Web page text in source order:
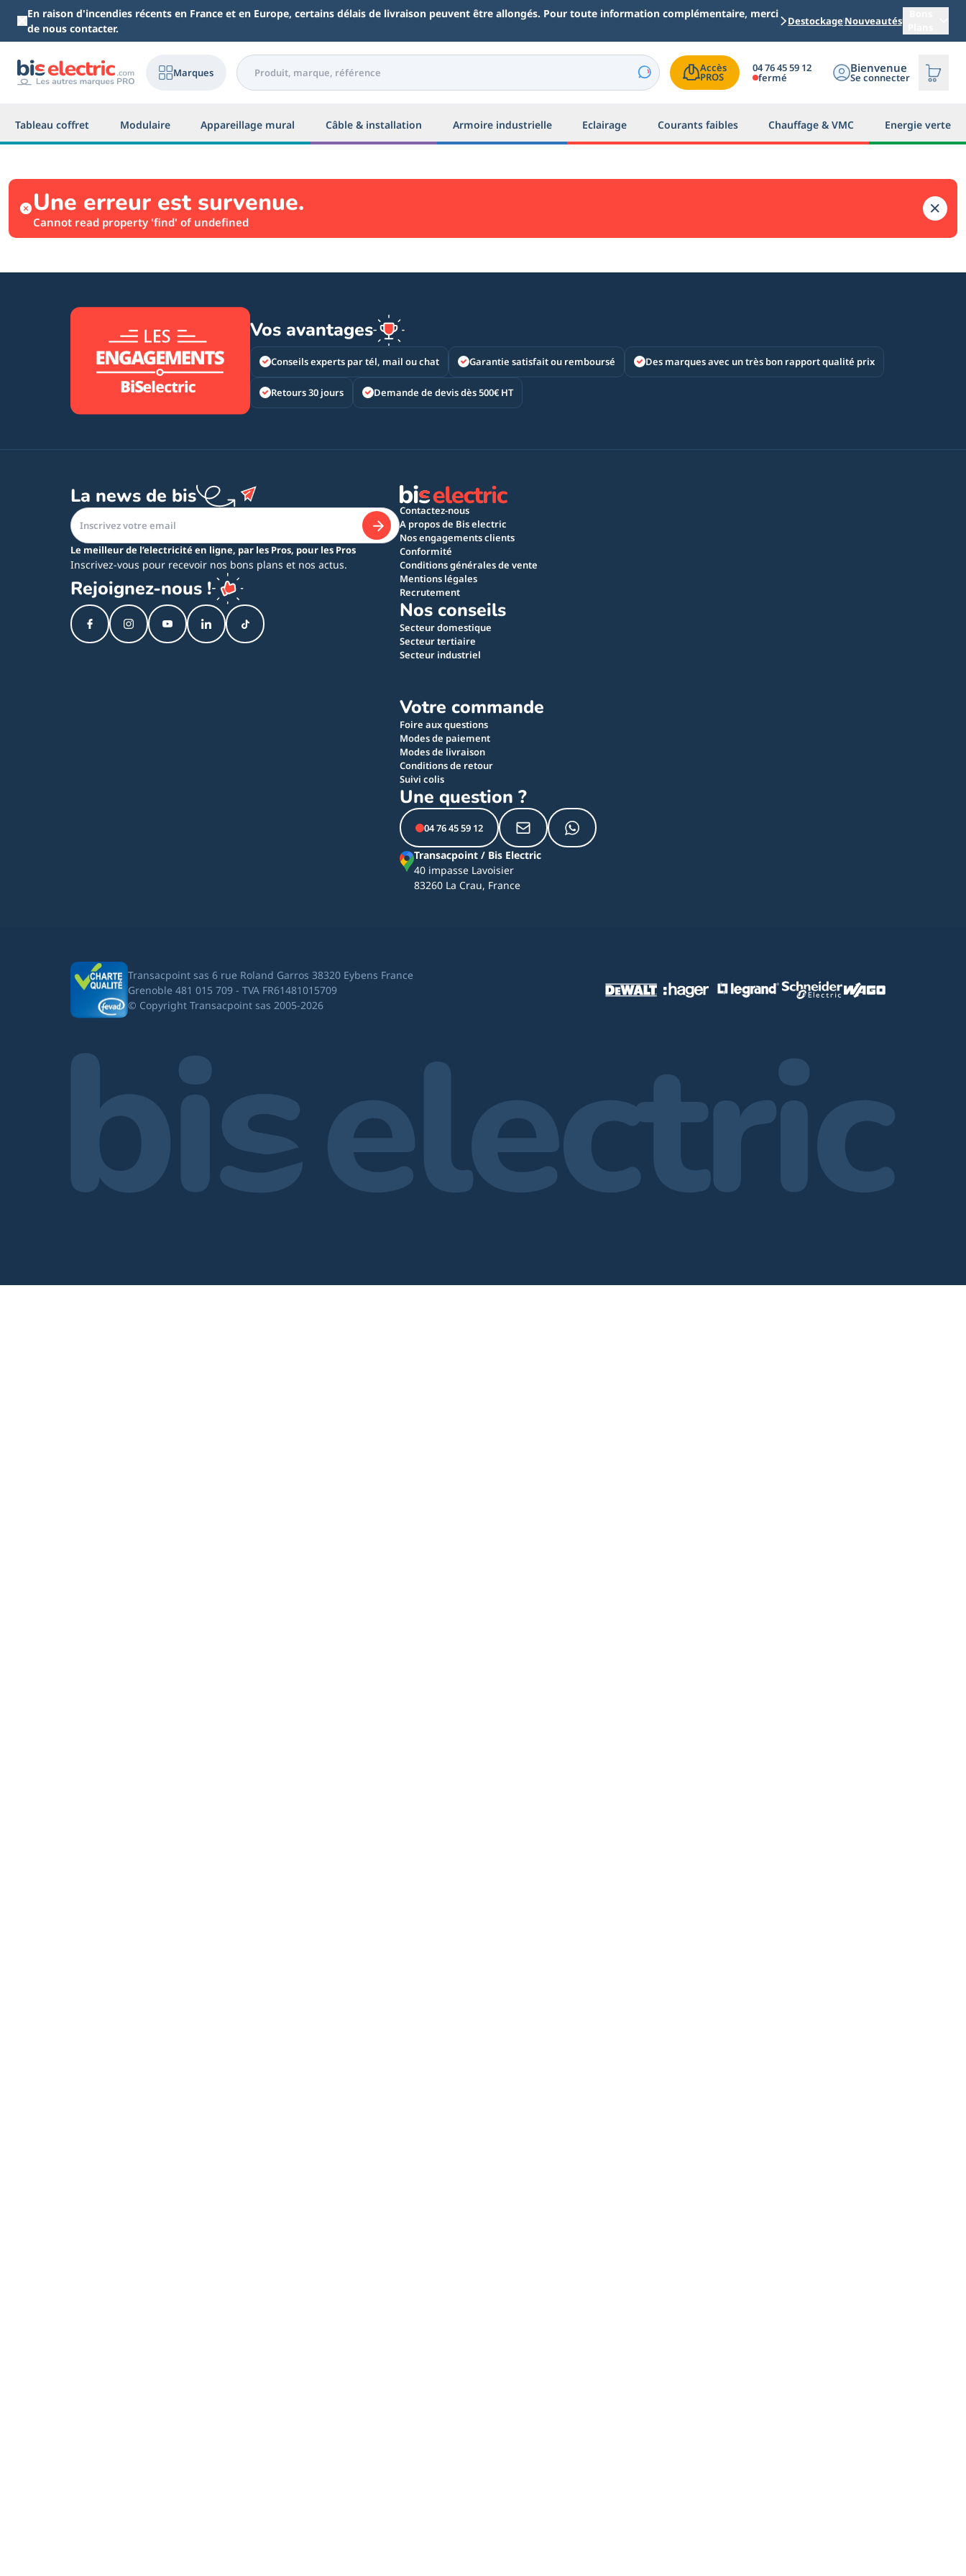
Aller au contenu principal
En raison d'incendies récents en France et en Europe, certains délais de livraison peuvent être allongés. Pour toute information complémentaire, merci
de nous contacter.
DestockageNouveautés
Marques Accès
PROS
04 76 45 59 12
fermé
Bienvenue
Se connecter
Tableau coffret Modulaire Appareillage mural Câble & installation Armoire industrielle Eclairage Courants faibles Chauffage & VMC Energie verte
Une erreur est survenue.
Cannot read property 'find' of undefined
Vos avantages
Conseils experts par tél, mail ou chat Garantie satisfait ou remboursé Des marques avec un très bon rapport qualité prix
Retours 30 jours Demande de devis dès 500€ HT
La news de bis
Le meilleur de l’electricité en ligne, par les Pros, pour les Pros
Inscrivez-vous pour recevoir nos bons plans et nos actus.
Rejoignez-nous !
Contactez-nous
A propos de Bis electric
Nos engagements clients
Conformité
Conditions générales de vente
Mentions légales
Recrutement
Nos conseils
Secteur domestique
Secteur tertiaire
Secteur industriel
Votre commande
Foire aux questions
Modes de paiement
Modes de livraison
Conditions de retour
Suivi colis
Une question ?
04 76 45 59 12
Transacpoint / Bis Electric
40 impasse Lavoisier
83260 La Crau, France
Transacpoint sas 6 rue Roland Garros 38320 Eybens France
Grenoble 481 015 709 - TVA FR61481015709
© Copyright Transacpoint sas 2005-2026